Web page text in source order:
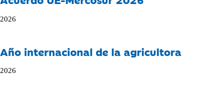
2026
Año internacional de la agricultora
2026